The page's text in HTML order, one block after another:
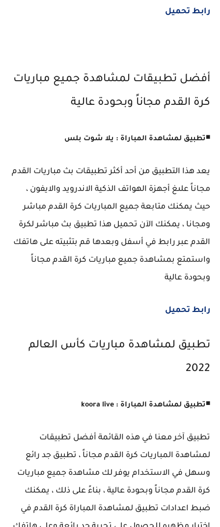
رابط تحميل
أفضل تطبيقات لمشاهدة جميع مباريات
كرة القدم مجاناً وبحودة عالية
◾تطبيق لمشاهدة المباراة : يلا شوت بلس
يعد هذا التطبيق من أحد أكثر تطبيقات بث مباريات القدم
مجاناً علىغ أجهزة الهواتف الذكية الاندرويد والايفون ،
حيث يمكنك متابعة جميع المباريات كرة القدم مباشر
ومجانا ، يمكنك الآن تحميل هذا تطبيق بث مباشر لكرة
القدم عبر رابط في أسفل وبعدها قم بتثبيته على هاتفك
واستمتع بمشاهدة جميع مباريات كرة القدم مجاناً
وبحودة عالية
رابط تحميل
تطبيق لمشاهدة مباريات كأس العالم
2022
◾تطبيق لمشاهدة المباراة : koora live
تطبيق آخر معنا في هذه القائمة أفضل تطبيقات
لمشاهدة المباريات كرة القدم مجاناً ، تطبيق جد رائع
وسهل في الاستخدام يوفر لك مشاهدة جميع مباريات
كرة القدم مجاناً وبحودة عالية ، بناءً على ذلك ، يمكنك
ضبط اعدادات تطبيق لمشاهدة المباراة كرة القدم في